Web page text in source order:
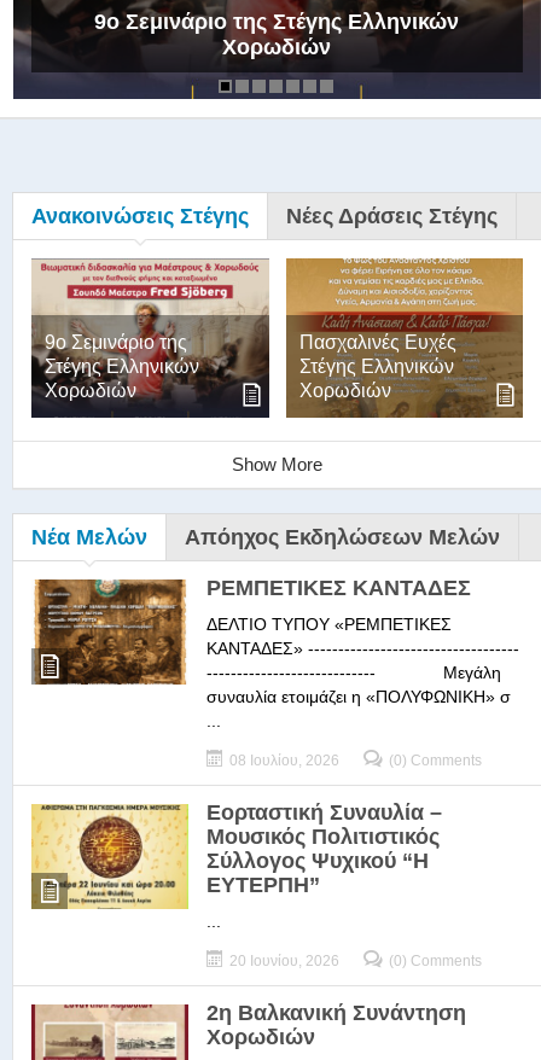
9ο Σεμινάριο της Στέγης Ελληνικών
Χορωδιών
Ανακοινώσεις Στέγης Νέες Δράσεις Στέγης
9ο Σεμινάριο της
Στέγης Ελληνικών
Χορωδιών
Πασχαλινές Ευχές
Στέγης Ελληνικών
Χορωδιών
Show More
Νέα Μελών Απόηχος Εκδηλώσεων Μελών
ΡΕΜΠΕΤΙΚΕΣ ΚΑΝΤΑΔΕΣ
ΔΕΛΤΙΟ ΤΥΠΟΥ «ΡΕΜΠΕΤΙΚΕΣ
ΚΑΝΤΑΔΕΣ» -----------------------------------
---------------------------- Μεγάλη
συναυλία ετοιμάζει η «ΠΟΛΥΦΩΝΙΚΗ» σ
08 Ιουλίου, 2026 (0) Comments
Εορταστική Συναυλία –
Μουσικός Πολιτιστικός
Σύλλογος Ψυχικού “Η
ΕΥΤΕΡΠΗ”
20 Ιουνίου, 2026 (0) Comments
2η Βαλκανική Συνάντηση
Χορωδιών